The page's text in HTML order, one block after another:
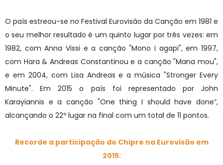
O país estreou-se no Festival Eurovisão da Canção em 1981 e
o seu melhor resultado é um quinto lugar por três vezes: em
1982, com Anna Vissi e a canção "Mono i agapi", em 1997,
com Hara & Andreas Constantinou e a canção "Mana mou",
e em 2004, com Lisa Andreas e a música "Stronger Every
Minute". Em 2015 o país foi representado por John
Karayiannis e a canção "One thing I should have done”,
alcançando o 22º lugar na final com um total de 11 pontos.
Recorde a participação do Chipre na Eurovisão em
2015: